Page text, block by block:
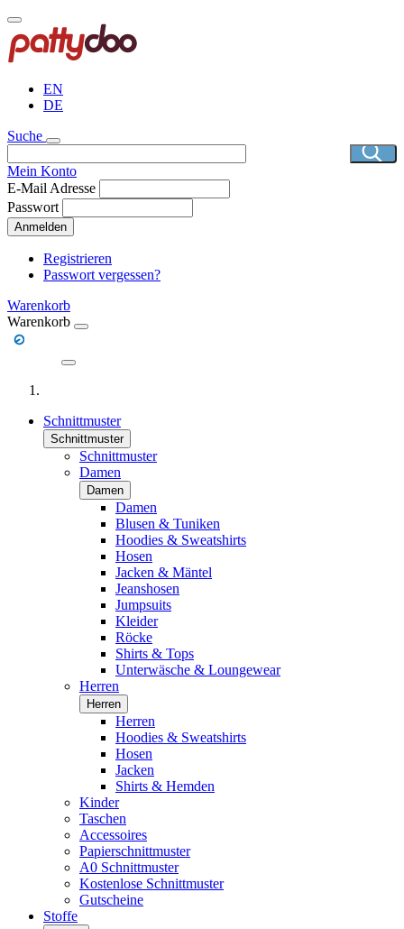
Direkt
zum
Inhalt
EN
DE
Suche
Mein Konto
E-Mail Adresse
Passwort
Anmelden
Registrieren
Passwort vergessen?
Warenkorb
Warenkorb
Schnittmuster
Schnittmuster
Schnittmuster
Damen
Damen
Damen
Blusen & Tuniken
Hoodies & Sweatshirts
Hosen
Jacken & Mäntel
Jeanshosen
Jumpsuits
Kleider
Röcke
Shirts & Tops
Unterwäsche & Loungewear
Herren
Herren
Herren
Hoodies & Sweatshirts
Hosen
Jacken
Shirts & Hemden
Kinder
Taschen
Accessoires
Papierschnittmuster
A0 Schnittmuster
Kostenlose Schnittmuster
Gutscheine
Stoffe